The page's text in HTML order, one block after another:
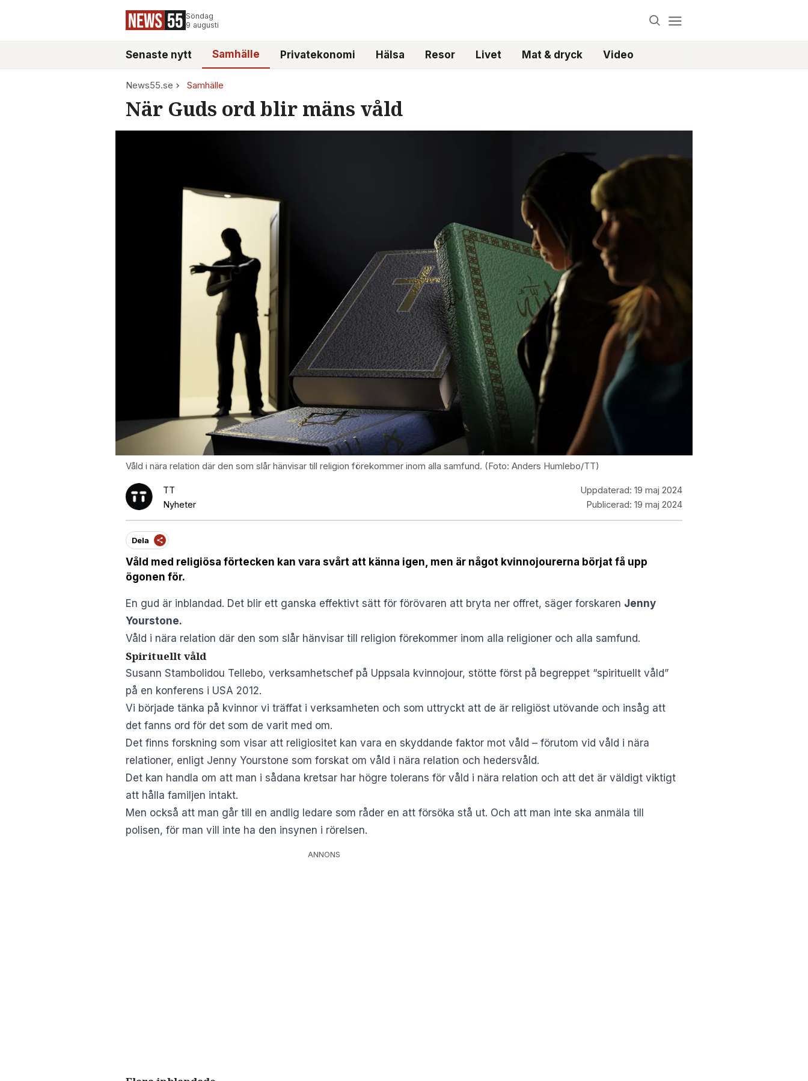
Söndag
9 augusti
Senaste nytt Samhälle Privatekonomi Hälsa Resor Livet Mat & dryck Video
News55.se Samhälle
När Guds ord blir mäns våld
Våld i nära relation där den som slår hänvisar till religion förekommer inom alla samfund. (Foto: Anders Humlebo/TT)
TT
Nyheter
Uppdaterad: 19 maj 2024
Publicerad: 19 maj 2024
Dela
Våld med religiösa förtecken kan vara svårt att känna igen, men är något kvinnojourerna börjat få upp
ögonen för.
En gud är inblandad. Det blir ett ganska effektivt sätt för förövaren att bryta ner offret, säger forskaren Jenny
Yourstone.
Våld i nära relation där den som slår hänvisar till religion förekommer inom alla religioner och alla samfund.
Spirituellt våld
Susann Stambolidou Tellebo, verksamhetschef på Uppsala kvinnojour, stötte först på begreppet “spirituellt våld”
på en konferens i USA 2012.
Vi började tänka på kvinnor vi träffat i verksamheten och som uttryckt att de är religiöst utövande och insåg att
det fanns ord för det som de varit med om.
Det finns forskning som visar att religiositet kan vara en skyddande faktor mot våld – förutom vid våld i nära
relationer, enligt Jenny Yourstone som forskat om våld i nära relation och hedersvåld.
Det kan handla om att man i sådana kretsar har högre tolerans för våld i nära relation och att det är väldigt viktigt
att hålla familjen intakt.
Men också att man går till en andlig ledare som råder en att försöka stå ut. Och att man inte ska anmäla till
polisen, för man vill inte ha den insynen i rörelsen.
ANNONS